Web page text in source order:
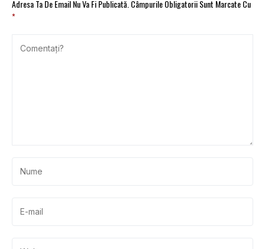
Adresa Ta De Email Nu Va Fi Publicată. Câmpurile Obligatorii Sunt Marcate Cu
*